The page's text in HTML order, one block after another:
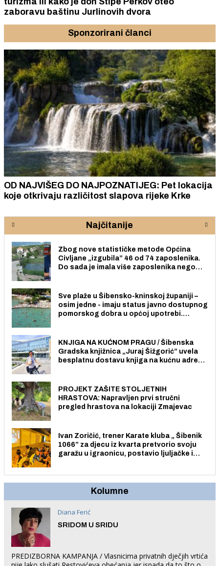
zaboravu baštinu Jurlinovih dvora
Sponzorirani članci
OD NAJVIŠEG DO NAJPOZNATIJEG: Pet lokacija
koje otkrivaju različitost slapova rijeke Krke
Najčitanije
Zbog nove statističke metode Općina
Civljane „izgubila” 46 od 74 zaposlenika.
Do sada je imala više zaposlenika nego
Sve plaže u Šibensko-kninskoj županiji –
osim jedne - imaju status javno dostupnog
pomorskog dobra u općoj upotrebi.
KNJIGA NA KUĆNOM PRAGU / Šibenska
Gradska knjižnica „Juraj Šižgorić” uvela
besplatnu dostavu knjiga na kućnu adresu
PROJEKT ZAŠITE STOLJETNIH
HRASTOVA: Napravljen prvi stručni
pregled hrastova na lokaciji Zmajevac
Ivan Zoričić, trener Karate kluba „ Šibenik
1066” za djecu iz kvarta pretvorio svoju
garažu u igraonicu, postavio ljuljačke i
Kolumne
Diana Ferić
SRIDOM U SRIDU
PREDIZBORNA KAMPANJA / Vlasnicima privatnih dječjih vrtića